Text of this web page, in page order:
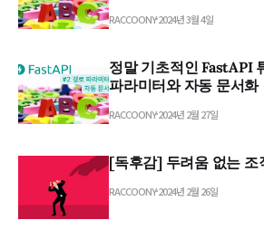
RACCOONY2024년 3월 4일
정말 기초적인 FastAPI
파라미터와 자동 문서화
RACCOONY2024년 2월 27일
[독후감] 두려움 없는 조
RACCOONY2024년 2월 26일